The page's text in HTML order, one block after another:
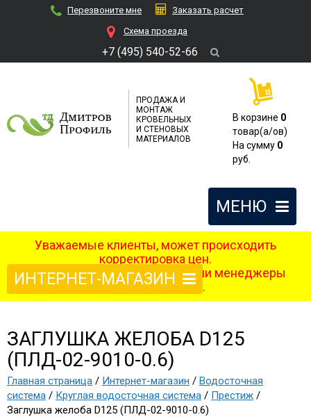
Перезвоните мне
Заказать расчет
Cхема проезда
+7 (495) 540-52-66
ПРОДАЖА И
МОНТАЖ
КРОВЕЛЬНЫХ
И СТЕНОВЫХ
МАТЕРИАЛОВ
В корзине 0
товар(a/ов)
На сумму 0
руб.
МЕНЮ
Уважаемые клиенты, может происходить
корректировка цен.
После оформления заказа наши менеджеры
свяжутся с вами.
ИНТЕРНЕТ-МАГАЗИН
ЗАГЛУШКА ЖЕЛОБА D125
(ПЛД-02-9010-0.6)
Главная страница / Интернет-магазин / Водосточная
система / Круглая водосточная система / Престиж /
Заглушка желоба D125 (ПЛД-02-9010-0.6)